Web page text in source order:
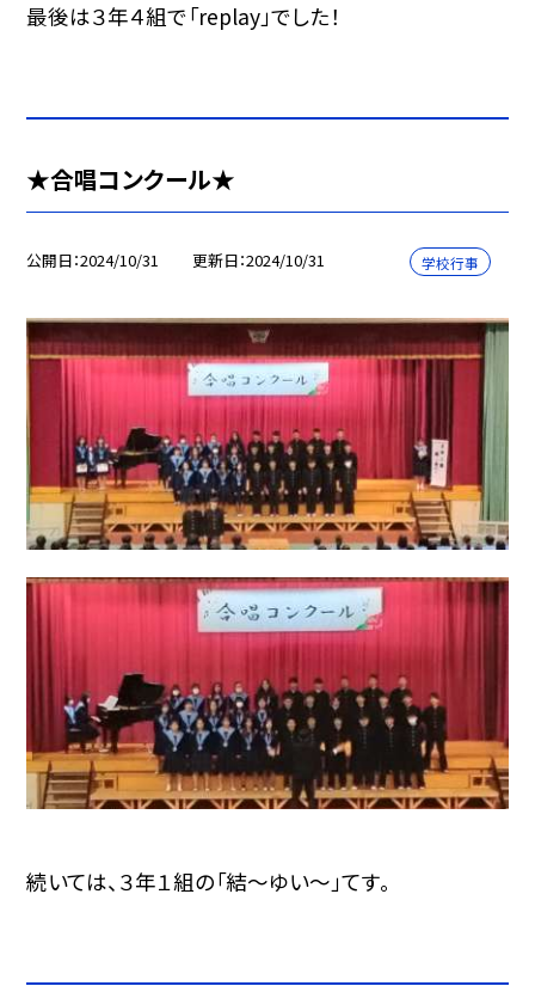
最後は３年４組で「replay」でした！
★合唱コンクール★
公開日 2024/10/31 更新日 2024/10/31 学校行事
続いては、３年１組の「結〜ゆい〜」てす。